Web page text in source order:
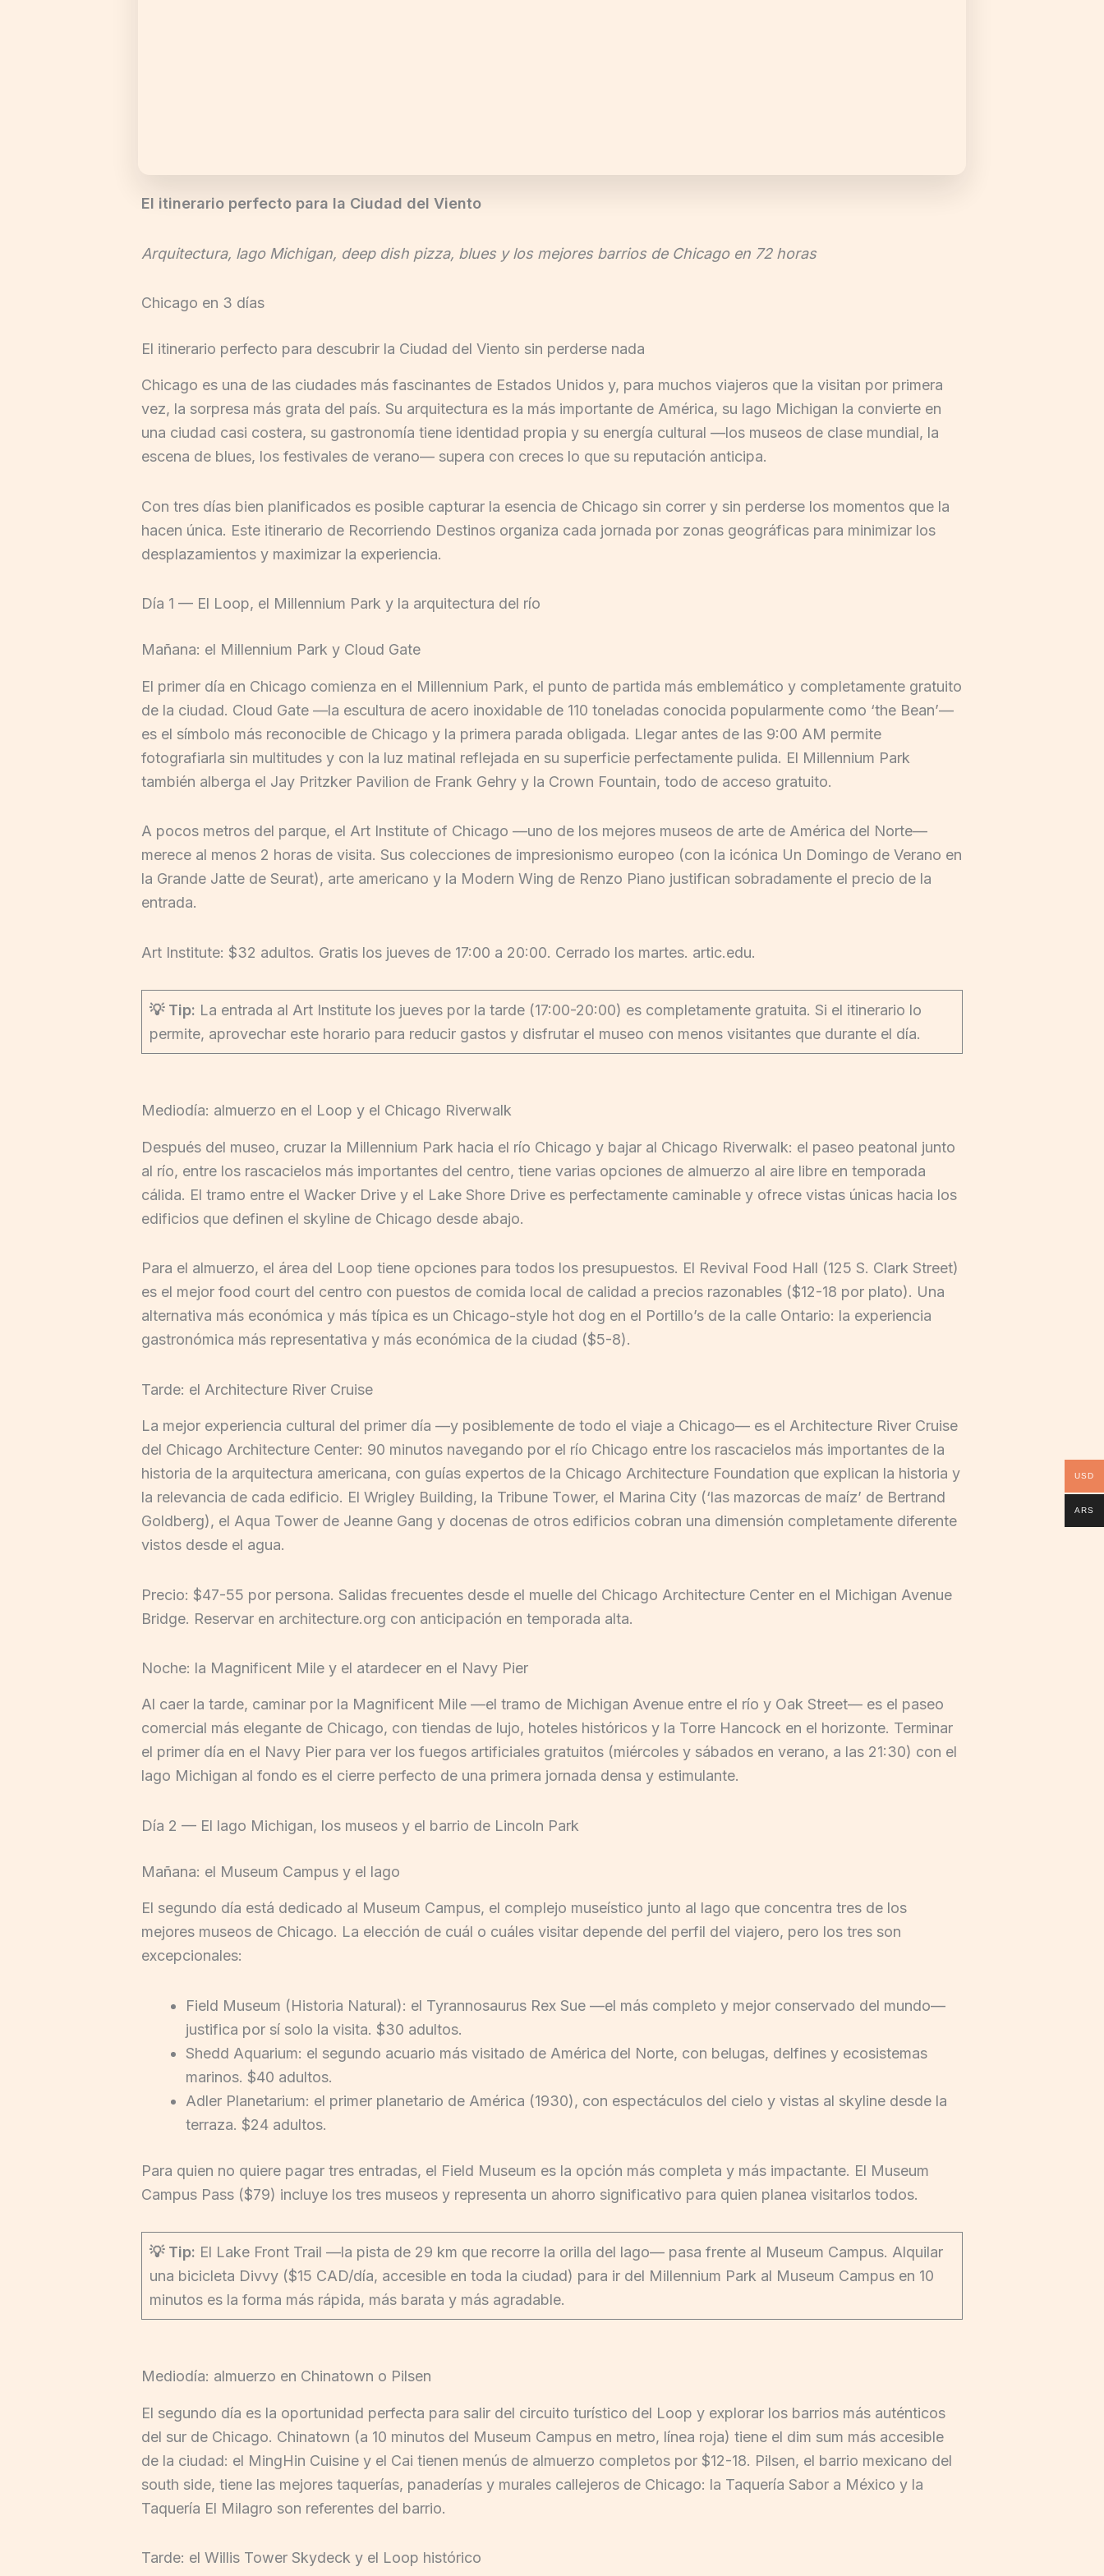
El itinerario perfecto para la Ciudad del Viento
Arquitectura, lago Michigan, deep dish pizza, blues y los mejores barrios de Chicago en 72 horas
Chicago en 3 días
El itinerario perfecto para descubrir la Ciudad del Viento sin perderse nada
Chicago es una de las ciudades más fascinantes de Estados Unidos y, para muchos viajeros que la visitan por primera
vez, la sorpresa más grata del país. Su arquitectura es la más importante de América, su lago Michigan la convierte en
una ciudad casi costera, su gastronomía tiene identidad propia y su energía cultural —los museos de clase mundial, la
escena de blues, los festivales de verano— supera con creces lo que su reputación anticipa.
Con tres días bien planificados es posible capturar la esencia de Chicago sin correr y sin perderse los momentos que la
hacen única. Este itinerario de Recorriendo Destinos organiza cada jornada por zonas geográficas para minimizar los
desplazamientos y maximizar la experiencia.
Día 1 — El Loop, el Millennium Park y la arquitectura del río
Mañana: el Millennium Park y Cloud Gate
El primer día en Chicago comienza en el Millennium Park, el punto de partida más emblemático y completamente gratuito
de la ciudad. Cloud Gate —la escultura de acero inoxidable de 110 toneladas conocida popularmente como ‘the Bean’—
es el símbolo más reconocible de Chicago y la primera parada obligada. Llegar antes de las 9:00 AM permite
fotografiarla sin multitudes y con la luz matinal reflejada en su superficie perfectamente pulida. El Millennium Park
también alberga el Jay Pritzker Pavilion de Frank Gehry y la Crown Fountain, todo de acceso gratuito.
A pocos metros del parque, el Art Institute of Chicago —uno de los mejores museos de arte de América del Norte—
merece al menos 2 horas de visita. Sus colecciones de impresionismo europeo (con la icónica Un Domingo de Verano en
la Grande Jatte de Seurat), arte americano y la Modern Wing de Renzo Piano justifican sobradamente el precio de la
entrada.
Art Institute: $32 adultos. Gratis los jueves de 17:00 a 20:00. Cerrado los martes. artic.edu.
💡 Tip: La entrada al Art Institute los jueves por la tarde (17:00-20:00) es completamente gratuita. Si el itinerario lo
permite, aprovechar este horario para reducir gastos y disfrutar el museo con menos visitantes que durante el día.
Mediodía: almuerzo en el Loop y el Chicago Riverwalk
Después del museo, cruzar la Millennium Park hacia el río Chicago y bajar al Chicago Riverwalk: el paseo peatonal junto
al río, entre los rascacielos más importantes del centro, tiene varias opciones de almuerzo al aire libre en temporada
cálida. El tramo entre el Wacker Drive y el Lake Shore Drive es perfectamente caminable y ofrece vistas únicas hacia los
edificios que definen el skyline de Chicago desde abajo.
Para el almuerzo, el área del Loop tiene opciones para todos los presupuestos. El Revival Food Hall (125 S. Clark Street)
es el mejor food court del centro con puestos de comida local de calidad a precios razonables ($12-18 por plato). Una
alternativa más económica y más típica es un Chicago-style hot dog en el Portillo’s de la calle Ontario: la experiencia
gastronómica más representativa y más económica de la ciudad ($5-8).
Tarde: el Architecture River Cruise
La mejor experiencia cultural del primer día —y posiblemente de todo el viaje a Chicago— es el Architecture River Cruise
del Chicago Architecture Center: 90 minutos navegando por el río Chicago entre los rascacielos más importantes de la
historia de la arquitectura americana, con guías expertos de la Chicago Architecture Foundation que explican la historia y
la relevancia de cada edificio. El Wrigley Building, la Tribune Tower, el Marina City (‘las mazorcas de maíz’ de Bertrand
Goldberg), el Aqua Tower de Jeanne Gang y docenas de otros edificios cobran una dimensión completamente diferente
vistos desde el agua.
Precio: $47-55 por persona. Salidas frecuentes desde el muelle del Chicago Architecture Center en el Michigan Avenue
Bridge. Reservar en architecture.org con anticipación en temporada alta.
Noche: la Magnificent Mile y el atardecer en el Navy Pier
Al caer la tarde, caminar por la Magnificent Mile —el tramo de Michigan Avenue entre el río y Oak Street— es el paseo
comercial más elegante de Chicago, con tiendas de lujo, hoteles históricos y la Torre Hancock en el horizonte. Terminar
el primer día en el Navy Pier para ver los fuegos artificiales gratuitos (miércoles y sábados en verano, a las 21:30) con el
lago Michigan al fondo es el cierre perfecto de una primera jornada densa y estimulante.
Día 2 — El lago Michigan, los museos y el barrio de Lincoln Park
Mañana: el Museum Campus y el lago
El segundo día está dedicado al Museum Campus, el complejo museístico junto al lago que concentra tres de los
mejores museos de Chicago. La elección de cuál o cuáles visitar depende del perfil del viajero, pero los tres son
excepcionales:
Field Museum (Historia Natural): el Tyrannosaurus Rex Sue —el más completo y mejor conservado del mundo—
justifica por sí solo la visita. $30 adultos.
Shedd Aquarium: el segundo acuario más visitado de América del Norte, con belugas, delfines y ecosistemas
marinos. $40 adultos.
Adler Planetarium: el primer planetario de América (1930), con espectáculos del cielo y vistas al skyline desde la
terraza. $24 adultos.
Para quien no quiere pagar tres entradas, el Field Museum es la opción más completa y más impactante. El Museum
Campus Pass ($79) incluye los tres museos y representa un ahorro significativo para quien planea visitarlos todos.
💡 Tip: El Lake Front Trail —la pista de 29 km que recorre la orilla del lago— pasa frente al Museum Campus. Alquilar
una bicicleta Divvy ($15 CAD/día, accesible en toda la ciudad) para ir del Millennium Park al Museum Campus en 10
minutos es la forma más rápida, más barata y más agradable.
Mediodía: almuerzo en Chinatown o Pilsen
El segundo día es la oportunidad perfecta para salir del circuito turístico del Loop y explorar los barrios más auténticos
del sur de Chicago. Chinatown (a 10 minutos del Museum Campus en metro, línea roja) tiene el dim sum más accesible
de la ciudad: el MingHin Cuisine y el Cai tienen menús de almuerzo completos por $12-18. Pilsen, el barrio mexicano del
south side, tiene las mejores taquerías, panaderías y murales callejeros de Chicago: la Taquería Sabor a México y la
Taquería El Milagro son referentes del barrio.
Tarde: el Willis Tower Skydeck y el Loop histórico
USD
ARS